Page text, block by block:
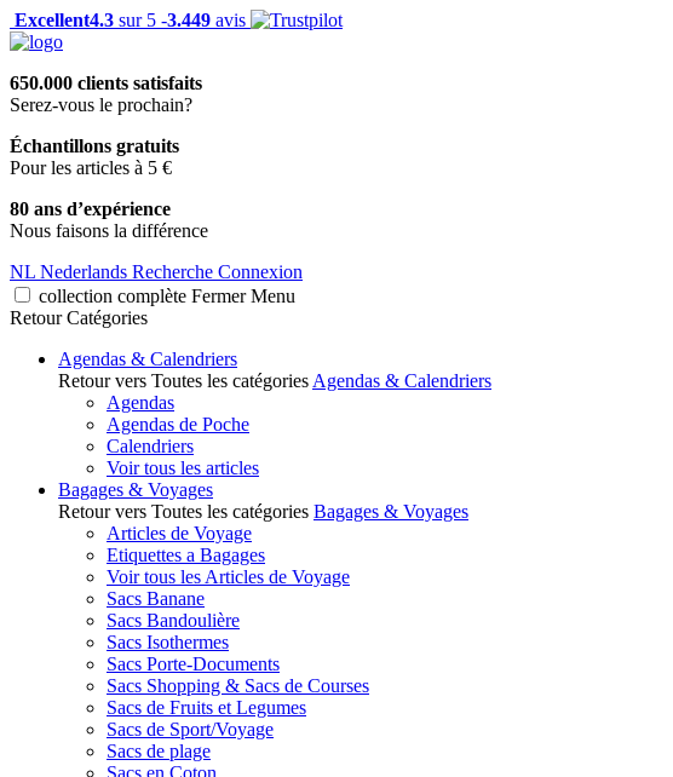
Excellent4.3 sur 5 -3.449 avis
650.000 clients satisfaits
Serez-vous le prochain?
Échantillons gratuits
Pour les articles à 5 €
80 ans d’expérience
Nous faisons la différence
NL Nederlands Recherche Connexion
collection complète Fermer Menu
Retour Catégories
Agendas & Calendriers
Retour vers Toutes les catégories Agendas & Calendriers
Agendas
Agendas de Poche
Calendriers
Voir tous les articles
Bagages & Voyages
Retour vers Toutes les catégories Bagages & Voyages
Articles de Voyage
Etiquettes a Bagages
Voir tous les Articles de Voyage
Sacs Banane
Sacs Bandoulière
Sacs Isothermes
Sacs Porte-Documents
Sacs Shopping & Sacs de Courses
Sacs de Fruits et Legumes
Sacs de Sport/Voyage
Sacs de plage
Sacs en Coton